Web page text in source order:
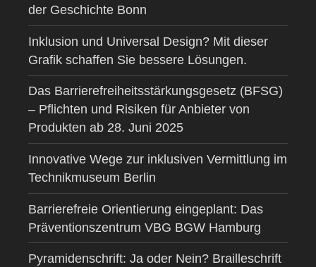
der Geschichte Bonn
Inklusion und Universal Design? Mit dieser
Grafik schaffen Sie bessere Lösungen.
Das Barrierefreiheitsstärkungsgesetz (BFSG)
– Pflichten und Risiken für Anbieter von
Produkten ab 28. Juni 2025
Innovative Wege zur inklusiven Vermittlung im
Technikmuseum Berlin
Barrierefreie Orientierung eingeplant: Das
Präventionszentrum VBG BGW Hamburg
Pyramidenschrift: Ja oder Nein? Brailleschrift